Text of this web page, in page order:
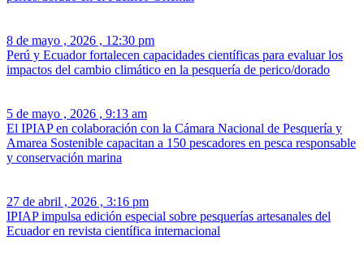
8 de mayo , 2026 , 12:30 pm
Perú y Ecuador fortalecen capacidades científicas para evaluar los
impactos del cambio climático en la pesquería de perico/dorado
5 de mayo , 2026 , 9:13 am
El IPIAP en colaboración con la Cámara Nacional de Pesquería y
Amarea Sostenible capacitan a 150 pescadores en pesca responsable
y conservación marina
27 de abril , 2026 , 3:16 pm
IPIAP impulsa edición especial sobre pesquerías artesanales del
Ecuador en revista científica internacional